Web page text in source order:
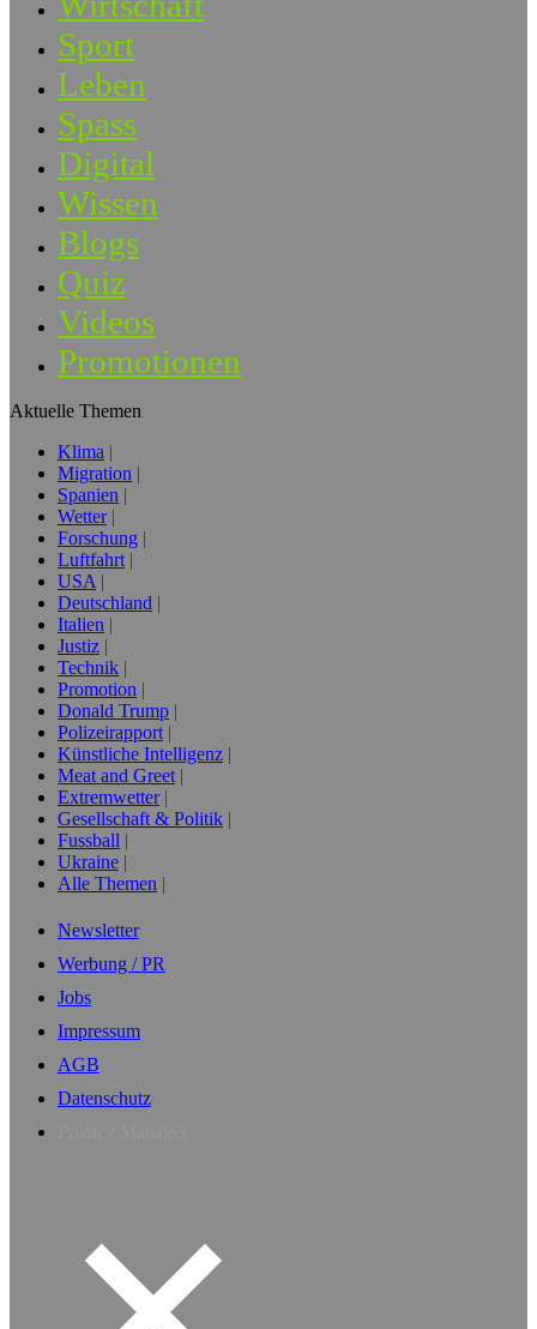
Sport
Leben
Spass
Digital
Wissen
Blogs
Quiz
Videos
Promotionen
Aktuelle Themen
Klima
Migration
Spanien
Wetter
Forschung
Luftfahrt
USA
Deutschland
Italien
Justiz
Technik
Promotion
Donald Trump
Polizeirapport
Künstliche Intelligenz
Meat and Greet
Extremwetter
Gesellschaft & Politik
Fussball
Ukraine
Alle Themen
Newsletter
Werbung / PR
Jobs
Impressum
AGB
Datenschutz